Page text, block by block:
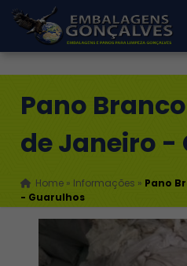
Pano
de Janeiro -
Home » Informações » Pano
- Guarulhos